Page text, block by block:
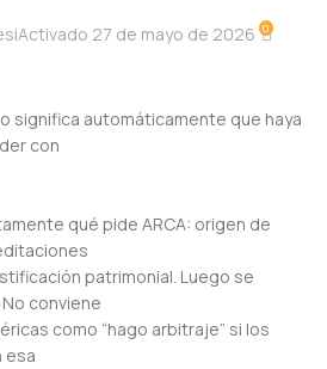
Activado 27 de mayo de 2026 0
significa automáticamente que haya
con
qué pide ARCA: origen de
patrimonial. Luego se
conviene
como “hago arbitraje” si los
esa